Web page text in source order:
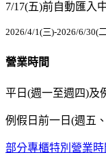
7/17(五)前自動匯入
2026/4/1(三)-2026/6/30(
營業時間
平日(週一至週四)及
例假日前一日(週五
部分專櫃特別營業時